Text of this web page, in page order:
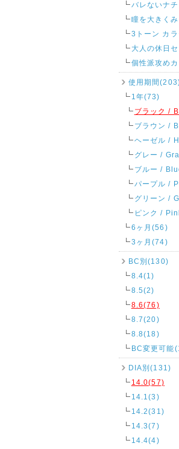
バレないナ
瞳を大きく
3トーン カ
大人の休日
個性派攻め
使用期間
1年(73)
ブラック /
ブラウン /
ヘーゼル /
グレー /
ブルー /
パープル /
グリーン /
ピンク /
6ヶ月(56)
3ヶ月(74)
BC別(130)
8.4(1)
8.5(2)
8.6(76)
8.7(20)
8.8(18)
BC変更可能
DIA別(131)
14.0(57)
14.1(3)
14.2(31)
14.3(7)
14.4(4)